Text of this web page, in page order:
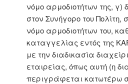
νόμο αρμοδιοτήτων της,
στον Συνήγορο του Πολίτη,
νόμο αρμοδιοτήτων του,
καταγγελίας εντός της
με την διαδικασία
εταιρείας, όπως αυτή (η
περιγράφεται κατωτέρω